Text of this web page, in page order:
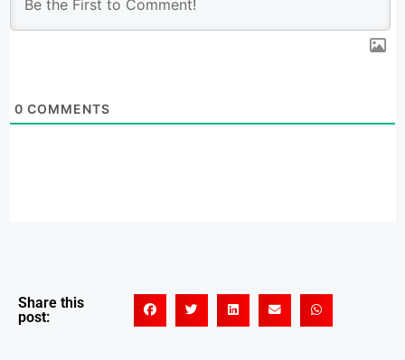
0 COMMENTS
Share this
post: